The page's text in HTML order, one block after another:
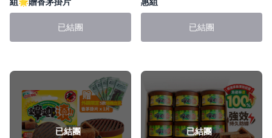
已結團 已結團
已結團 已結團